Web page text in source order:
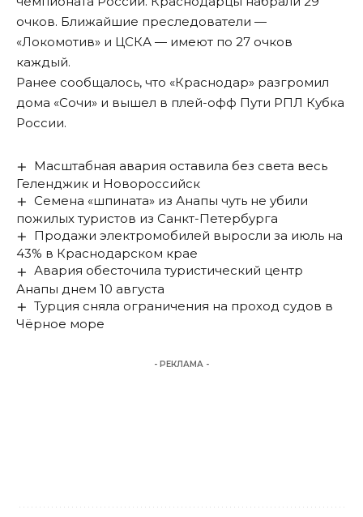
очков. Ближайшие преследователи —
«Локомотив» и ЦСКА — имеют по 27 очков
каждый.
Ранее сообщалось, что «Краснодар» разгромил
дома «Сочи» и вышел в плей-офф Пути РПЛ Кубка
России.
Масштабная авария оставила без света весь
Геленджик и Новороссийск
Семена «шпината» из Анапы чуть не убили
пожилых туристов из Санкт-Петербурга
Продажи электромобилей выросли за июль на
43% в Краснодарском крае
Авария обесточила туристический центр
Анапы днем 10 августа
Турция сняла ограничения на проход судов в
Чёрное море
- РЕКЛАМА -